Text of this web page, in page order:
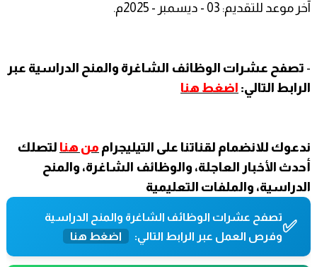
آخر موعد للتقديم: 03 - ديسمبر - 2025م.
- تصفح عشرات الوظائف الشاغرة والمنح الدراسية عبر
الرابط التالي: اضغط هنا
ندعوك للانضمام لقناتنا على التيليجرام من هنا لتصلك
أحدث الأخبار العاجلة، والوظائف الشاغرة، والمنح
الدراسية، والملفات التعليمية
✅تصفح عشرات الوظائف الشاغرة والمنح الدراسية
وفرص العمل عبر الرابط التالي:
اضغط هنا